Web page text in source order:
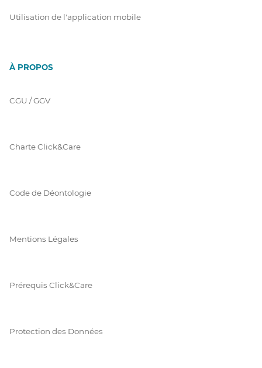
Utilisation de l'application mobile
À PROPOS
CGU / GGV
Charte Click&Care
Code de Déontologie
Mentions Légales
Prérequis Click&Care
Protection des Données